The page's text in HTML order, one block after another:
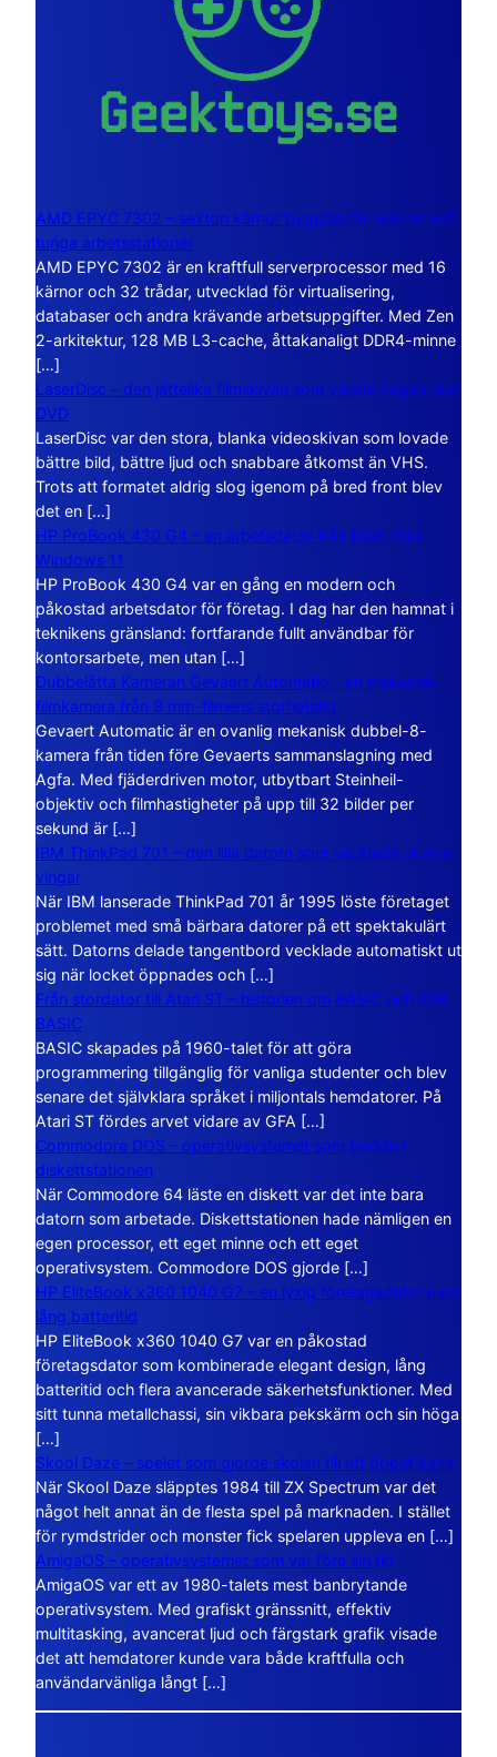
AMD EPYC 7302 – sexton kärnor byggda för servrar och
tunga arbetsstationer
AMD EPYC 7302 är en kraftfull serverprocessor med 16
kärnor och 32 trådar, utvecklad för virtualisering,
databaser och andra krävande arbetsuppgifter. Med Zen
2-arkitektur, 128 MB L3-cache, åttakanaligt DDR4-minne
[…]
LaserDisc – den jättelika filmskivan som visade vägen mot
DVD
LaserDisc var den stora, blanka videoskivan som lovade
bättre bild, bättre ljud och snabbare åtkomst än VHS.
Trots att formatet aldrig slog igenom på bred front blev
det en […]
HP ProBook 430 G4 – en arbetsdator från tiden före
Windows 11
HP ProBook 430 G4 var en gång en modern och
påkostad arbetsdator för företag. I dag har den hamnat i
teknikens gränsland: fortfarande fullt användbar för
kontorsarbete, men utan […]
Dubbelåtta Kameran Gevaert Automatic – en mekanisk
filmkamera från 8 mm-filmens storhetstid
Gevaert Automatic är en ovanlig mekanisk dubbel-8-
kamera från tiden före Gevaerts sammanslagning med
Agfa. Med fjäderdriven motor, utbytbart Steinheil-
objektiv och filmhastigheter på upp till 32 bilder per
sekund är […]
IBM ThinkPad 701 – den lilla datorn som vecklade ut sina
vingar
När IBM lanserade ThinkPad 701 år 1995 löste företaget
problemet med små bärbara datorer på ett spektakulärt
sätt. Datorns delade tangentbord vecklade automatiskt ut
sig när locket öppnades och […]
Från stordator till Atari ST – historien om BASIC och GFA
BASIC
BASIC skapades på 1960-talet för att göra
programmering tillgänglig för vanliga studenter och blev
senare det självklara språket i miljontals hemdatorer. På
Atari ST fördes arvet vidare av GFA […]
Commodore DOS – operativsystemet som bodde i
diskettstationen
När Commodore 64 läste en diskett var det inte bara
datorn som arbetade. Diskettstationen hade nämligen en
egen processor, ett eget minne och ett eget
operativsystem. Commodore DOS gjorde […]
HP EliteBook x360 1040 G7 – en lyxig företagsdator med
lång batteritid
HP EliteBook x360 1040 G7 var en påkostad
företagsdator som kombinerade elegant design, lång
batteritid och flera avancerade säkerhetsfunktioner. Med
sitt tunna metallchassi, sin vikbara pekskärm och sin höga
[…]
Skool Daze – spelet som gjorde skolan till ett öppet kaos
När Skool Daze släpptes 1984 till ZX Spectrum var det
något helt annat än de flesta spel på marknaden. I stället
för rymdstrider och monster fick spelaren uppleva en […]
AmigaOS – operativsystemet som var före sin tid
AmigaOS var ett av 1980-talets mest banbrytande
operativsystem. Med grafiskt gränssnitt, effektiv
multitasking, avancerat ljud och färgstark grafik visade
det att hemdatorer kunde vara både kraftfulla och
användarvänliga långt […]